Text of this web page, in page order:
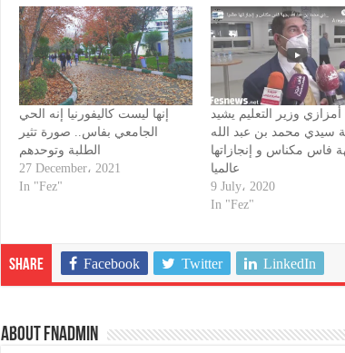
إنها ليست كاليفورنيا إنه الحي
الجامعي بفاس.. صورة تثير
الطلبة وتوحدهم
27 December، 2021
In "Fez"
أمزازي وزير التعليم يشيد
سيدي محمد بن عبد الله
فاس مكناس و إنجازاتها
عالميا
9 July، 2020
In "Fez"
Share Facebook Twitter LinkedIn
About fnadmin